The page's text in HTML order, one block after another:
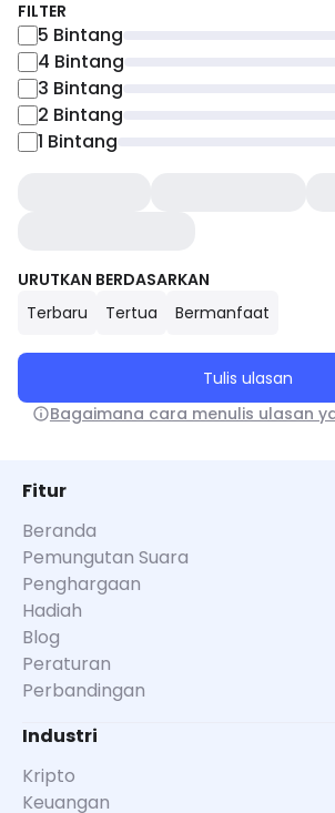
FILTER
5 Bintang
4 Bintang
3 Bintang
2 Bintang
1 Bintang
URUTKAN BERDASARKAN
Terbaru
Tertua Bermanfaat
Tulis ulasan
Bagaimana cara menulis ulasan
Fitur
Beranda
Pemungutan Suara
Penghargaan
Hadiah
Blog
Peraturan
Perbandingan
Industri
Kripto
Keuangan